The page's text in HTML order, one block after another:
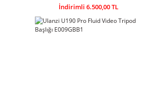
İndirimli 6.500,00 TL